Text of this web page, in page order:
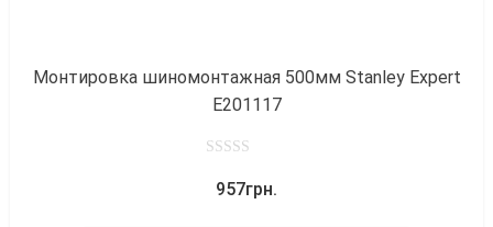
Монтировка шиномонтажная 500мм Stanley Expert
E201117
out
957грн.